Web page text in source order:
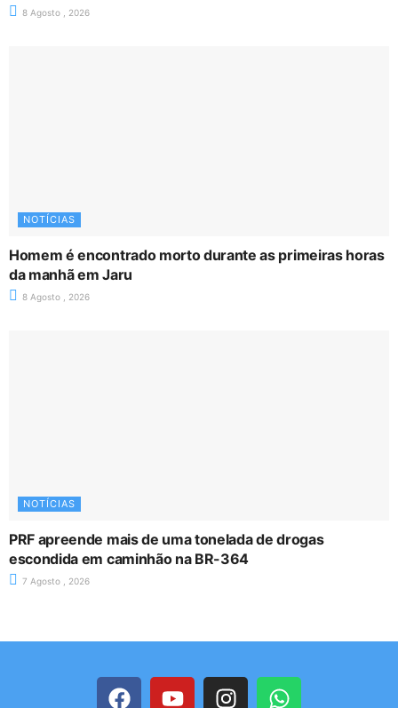
8 Agosto , 2026
NOTÍCIAS
Homem é encontrado morto durante as primeiras horas
da manhã em Jaru
8 Agosto , 2026
NOTÍCIAS
PRF apreende mais de uma tonelada de drogas
escondida em caminhão na BR-364
7 Agosto , 2026